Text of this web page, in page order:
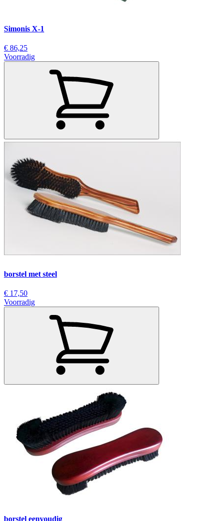
Simonis X-1
€ 86,25
Voorradig
borstel met steel
€ 17,50
Voorradig
borstel eenvoudig